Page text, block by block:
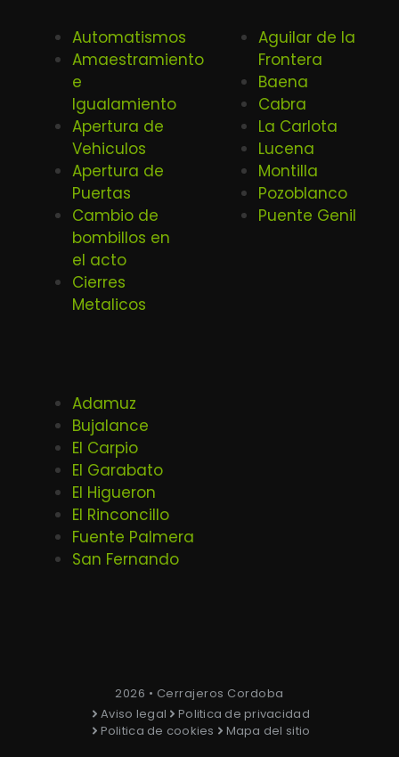
Automatismos
Amaestramiento
e
Igualamiento
Apertura de
Vehiculos
Apertura de
Puertas
Cambio de
bombillos en
el acto
Cierres
Metalicos
Aguilar de la
Frontera
Baena
Cabra
La Carlota
Lucena
Montilla
Pozoblanco
Puente Genil
Adamuz
Bujalance
El Carpio
El Garabato
El Higueron
El Rinconcillo
Fuente Palmera
San Fernando
2026 • Cerrajeros Cordoba
Aviso legal
Politica de privacidad
Politica de cookies
Mapa del sitio